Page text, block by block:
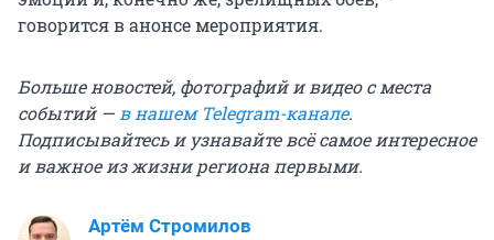
говорится в анонсе мероприятия.
Больше новостей, фотографий и видео с места
событий — в нашем Telegram-канале.
Подписывайтесь и узнавайте всё самое интересное
и важное из жизни региона первыми.
Артём Стромилов